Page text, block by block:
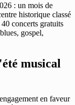
: un mois de
historique classé
concerts gratuits
gospel,
musical
en faveur